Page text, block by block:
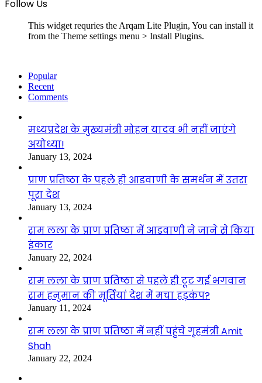
Follow Us
This widget requries the Arqam Lite Plugin, You can install it
from the Theme settings menu > Install Plugins.
Popular
Recent
Comments
मध्यप्रदेश के मुख्यमंत्री मोहन यादव भी नहीं जाएंगे
अयोध्या!
January 13, 2024
प्राण प्रतिष्ठा के पहले ही आडवाणी के समर्थन में उतरा
पूरा देश
January 13, 2024
राम लला के प्राण प्रतिष्ठा में आडवाणी ने जाने से किया
इंकार
January 22, 2024
राम लला के प्राण प्रतिष्ठा से पहले ही टूट गई भगवान
राम हनुमान की मूर्तियां देश में मचा हड़कंप?
January 11, 2024
राम लला के प्राण प्रतिष्ठा में नहीं पहुंचे गृहमंत्री Amit
Shah
January 22, 2024